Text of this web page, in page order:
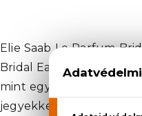
Elie Saab Le Parfum
Bridal Eau De Parfum
mint egy lágy, illatos
jegyekkel egybekötött